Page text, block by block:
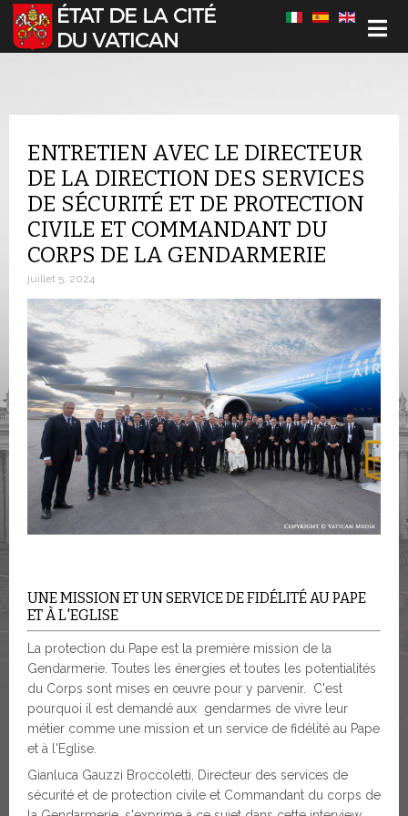
Sélectionnez votre langue
ENTRETIEN AVEC LE DIRECTEUR
DE LA DIRECTION DES SERVICES
DE SÉCURITÉ ET DE PROTECTION
CIVILE ET COMMANDANT DU
CORPS DE LA GENDARMERIE
juillet 5, 2024
UNE MISSION ET UN SERVICE DE FIDÉLITÉ AU PAPE
ET À L'EGLISE
La protection du Pape est la première mission de la
Gendarmerie. Toutes les énergies et toutes les potentialités
du Corps sont mises en œuvre pour y parvenir. C'est
pourquoi il est demandé aux gendarmes de vivre leur
métier comme une mission et un service de fidélité au Pape
et à l'Eglise.
Gianluca Gauzzi Broccoletti, Directeur des services de
sécurité et de protection civile et Commandant du corps de